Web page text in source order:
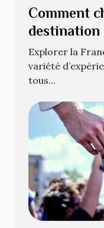
Comment
destination
chaque
Explorer la
variété
tous...